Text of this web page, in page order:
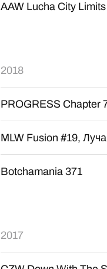
AAW Lucha City Limits
2018
PROGRESS Chapter
MLW Fusion #19,
Botchamania 371
2017